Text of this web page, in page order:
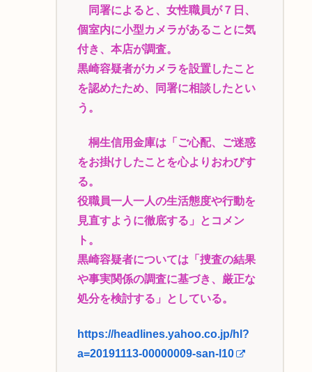
同署によると、女性職員が７日、
個室内に小型カメラがあることに気
付き、本店が調査。
黒崎容疑者がカメラを設置したこと
を認めたため、同署に相談したとい
う。
桐生信用金庫は「ご心配、ご迷惑
をお掛けしたことを心よりおわびす
る。
役職員一人一人の生活態度や行動を
見直すように徹底する」とコメン
ト。
黒崎容疑者については「捜査の結果
や事実関係の調査に基づき、厳正な
処分を検討する」としている。
https://headlines.yahoo.co.jp/hl?
a=20191113-00000009-san-l10